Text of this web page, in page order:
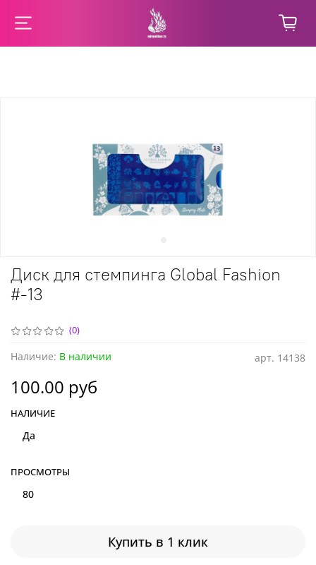
(0)
арт. 14138
Наличие: В наличии
Диск для стемпинга Global Fashion
#-13
100.00 руб
Купить в 1 клик
НАЛИЧИЕ
Да
ПРОСМОТРЫ
80